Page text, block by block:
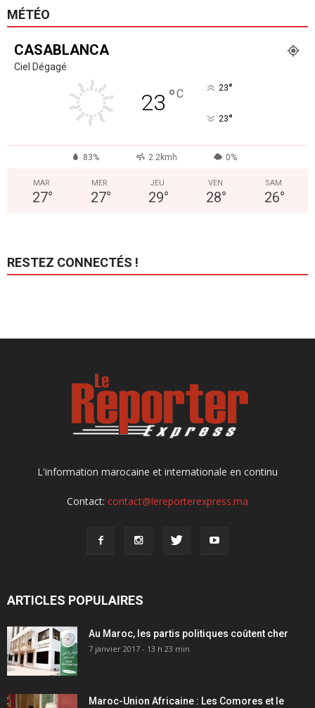
MÉTÉO
CASABLANCA
Ciel Dégagé
23 °C 23°
23°
83% 2.2kmh 0%
MAR
27°
MER
27°
JEU
29°
VEN
28°
SAM
26°
RESTEZ CONNECTÉS !
L'information marocaine et internationale en continu
Contact: contact@lereporterexpress.ma
ARTICLES POPULAIRES
Au Maroc, les partis politiques coûtent cher
7 janvier 2017 - 13 h 23 min
Maroc-Union Africaine : Les Comores et le